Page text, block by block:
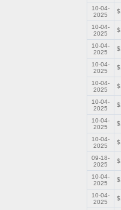
10-04-
2025
10-04-
2025
10-04-
2025
10-04-
2025
10-04-
2025
10-04-
2025
10-04-
2025
10-04-
2025
09-18-
2025
10-04-
2025
10-04-
2025